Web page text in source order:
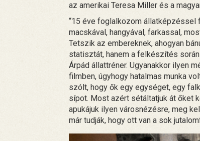
az amerikai Teresa Miller és a
“15 éve foglalkozom állatképzéssel
macskával, hangyával, farkassal,
Tetszik az embereknek, ahogyan
statisztát, hanem a felkészítés
Árpád állattréner. Ugyanakkor ilyen
filmben, úgyhogy hatalmas munka
szólt, hogy ők egy egységet, egy
sípot. Most azért sétáltatjuk át őket
apukájuk ilyen városnézésre, meg
már tudják, hogy ott van a sok